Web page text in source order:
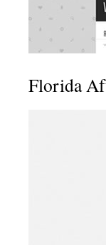
Florida